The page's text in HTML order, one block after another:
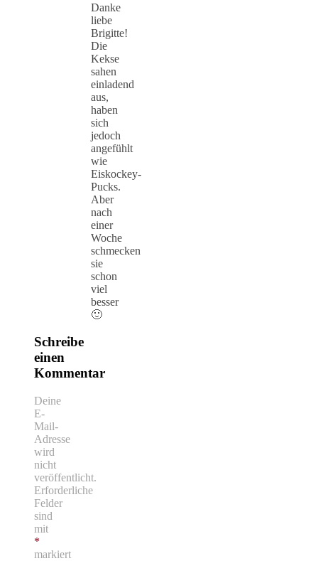
Danke
liebe
Brigitte!
Die
Kekse
sahen
einladend
aus,
haben
sich
jedoch
angefühlt
wie
Eiskockey-
Pucks.
Aber
nach
einer
Woche
schmecken
sie
schon
viel
besser
🙂
Schreibe
einen
Kommentar
Deine
E-
Mail-
Adresse
wird
nicht
veröffentlicht.
Erforderliche
Felder
sind
mit
*
markiert